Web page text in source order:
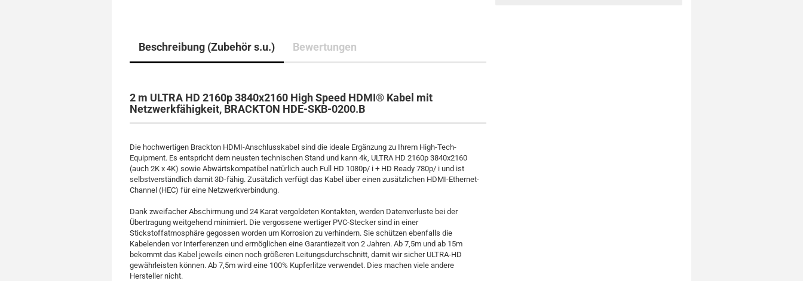
Beschreibung (Zubehör s.u.) Bewertungen
2 m ULTRA HD 2160p 3840x2160 High Speed HDMI® Kabel mit
Netzwerkfähigkeit, BRACKTON HDE-SKB-0200.B
Die hochwertigen Brackton HDMI-Anschlusskabel sind die ideale Ergänzung zu Ihrem High-Tech-
Equipment. Es entspricht dem neusten technischen Stand und kann 4k, ULTRA HD 2160p 3840x2160
(auch 2K x 4K) sowie Abwärtskompatibel natürlich auch Full HD 1080p/ i + HD Ready 780p/ i und ist
selbstverständlich damit 3D-fähig. Zusätzlich verfügt das Kabel über einen zusätzlichen HDMI-Ethernet-
Channel (HEC) für eine Netzwerkverbindung.
Dank zweifacher Abschirmung und 24 Karat vergoldeten Kontakten, werden Datenverluste bei der
Übertragung weitgehend minimiert. Die vergossene wertiger PVC-Stecker sind in einer
Stickstoffatmosphäre gegossen worden um Korrosion zu verhindern. Sie schützen ebenfalls die
Kabelenden vor Interferenzen und ermöglichen eine Garantiezeit von 2 Jahren. Ab 7,5m und ab 15m
bekommt das Kabel jeweils einen noch größeren Leitungsdurchschnitt, damit wir sicher ULTRA-HD
gewährleisten können. Ab 7,5m wird eine 100% Kupferlitze verwendet. Dies machen viele andere
Hersteller nicht.